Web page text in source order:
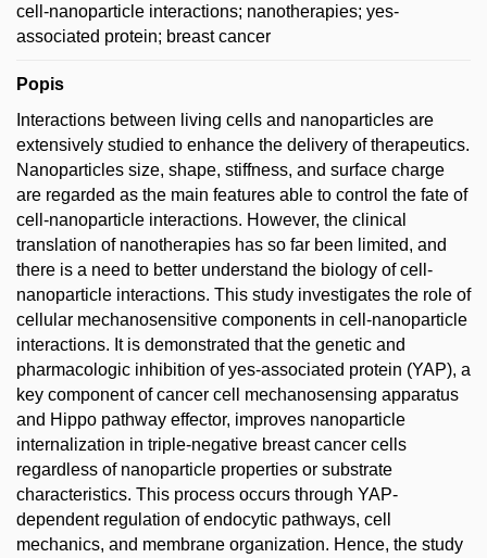
cell-nanoparticle interactions; nanotherapies; yes-
associated protein; breast cancer
Popis
Interactions between living cells and nanoparticles are
extensively studied to enhance the delivery of therapeutics.
Nanoparticles size, shape, stiffness, and surface charge
are regarded as the main features able to control the fate of
cell-nanoparticle interactions. However, the clinical
translation of nanotherapies has so far been limited, and
there is a need to better understand the biology of cell-
nanoparticle interactions. This study investigates the role of
cellular mechanosensitive components in cell-nanoparticle
interactions. It is demonstrated that the genetic and
pharmacologic inhibition of yes-associated protein (YAP), a
key component of cancer cell mechanosensing apparatus
and Hippo pathway effector, improves nanoparticle
internalization in triple-negative breast cancer cells
regardless of nanoparticle properties or substrate
characteristics. This process occurs through YAP-
dependent regulation of endocytic pathways, cell
mechanics, and membrane organization. Hence, the study